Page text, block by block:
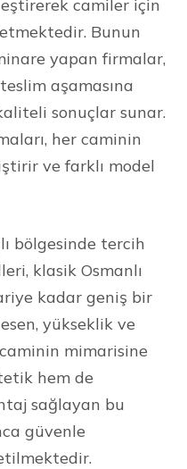
camiler için
Bunun
yapan firmalar,
aşamasına
sonuçlar sunar.
her caminin
ve farklı model
bölgesinde tercih
klasik Osmanlı
kadar geniş bir
yükseklik ve
mimarisine
hem de
sağlayan bu
güvenle